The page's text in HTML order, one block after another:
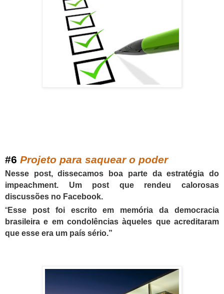
#6 Projeto para saquear o poder
Nesse post, dissecamos boa parte da estratégia do
impeachment. Um post que rendeu calorosas
discussões no Facebook.
“Esse post foi escrito em memória da democracia
brasileira e em condolências àqueles que acreditaram
que esse era um país sério.”